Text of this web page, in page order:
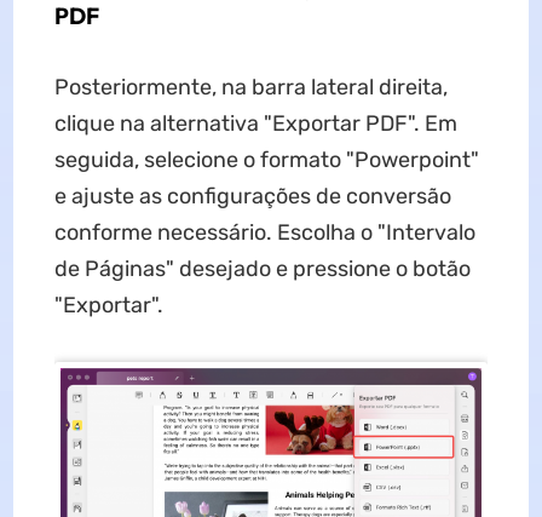
PDF
Posteriormente, na barra lateral direita,
clique na alternativa "Exportar PDF". Em
seguida, selecione o formato "Powerpoint"
e ajuste as configurações de conversão
conforme necessário. Escolha o "Intervalo
de Páginas" desejado e pressione o botão
"Exportar".